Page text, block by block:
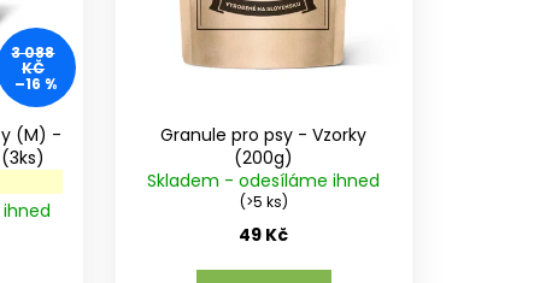
3 088
KČ
–16 %
(M) -
Granule pro psy - Vzorky
(200g)
Skladem - odesíláme ihned
(>5 ks)
49 Kč